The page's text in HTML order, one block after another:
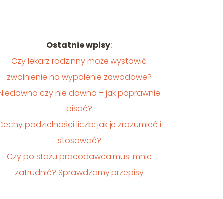
Ostatnie wpisy:
Czy lekarz rodzinny może wystawić
zwolnienie na wypalenie zawodowe?
czy nie dawno – jak poprawnie
pisać?
podzielności liczb: jak je zrozumieć i
stosować?
Czy po stażu pracodawca musi mnie
zatrudnić? Sprawdzamy przepisy